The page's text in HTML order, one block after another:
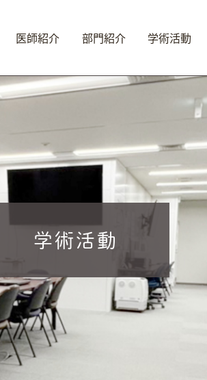
医師紹介 部門紹介 学術活動
学術活動